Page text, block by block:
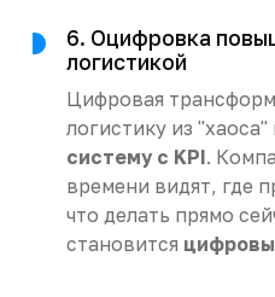
6. Оцифровка
логистикой
Цифровая
логистику из "хаоса"
систему с KPI.
времени видят, где
что делать прямо
становится